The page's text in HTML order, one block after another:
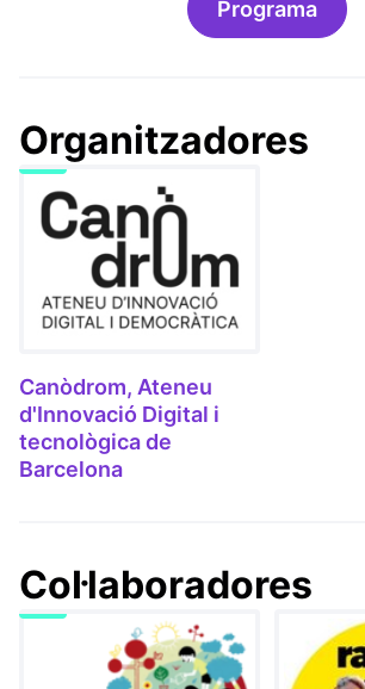
Programa
Organitzadores
Canòdrom, Ateneu
d'Innovació Digital i
tecnològica de
Barcelona
Col·laboradores